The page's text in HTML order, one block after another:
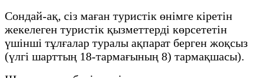
Сондай-ақ, сіз маған туристік өнімге кіретін
жекелеген туристік қызметтерді көрсететін
үшінші тұлғалар туралы ақпарат берген жоқсыз
(үлгі шарттың 18-тармағының 8) тармақшасы).